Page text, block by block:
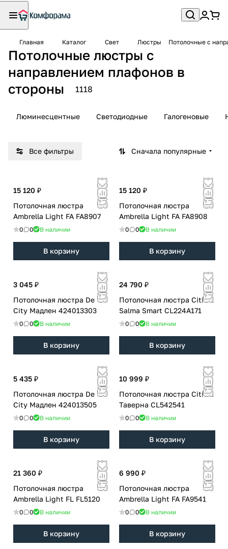
Главная Каталог Свет Люстры Потолочные с
Потолочные люстры с
направлением плафонов в
стороны
1118
Люминесцентные Светодиодные Галогеновые
Все фильтры Сначала популярные
15 120 ₽
Потолочная люстра
Ambrella Light FA FA8907
0 0 В наличии
В корзину
15 120 ₽
Потолочная люстра
Ambrella Light FA FA8908
0 0 В наличии
В корзину
3 045 ₽
Потолочная люстра De
City Мадлен 424013303
0 0 В наличии
В корзину
24 790 ₽
Потолочная люстра Citilux
Salma Smart CL224A171
0 0 В наличии
В корзину
5 435 ₽
Потолочная люстра De
City Мадлен 424013505
0 0 В наличии
В корзину
10 999 ₽
Потолочная люстра Citilux
Таверна CL542541
0 0 В наличии
В корзину
21 360 ₽
Потолочная люстра
Ambrella Light FL FL5120
0 0 В наличии
В корзину
6 990 ₽
Потолочная люстра
Ambrella Light FA FA9541
0 0 В наличии
В корзину